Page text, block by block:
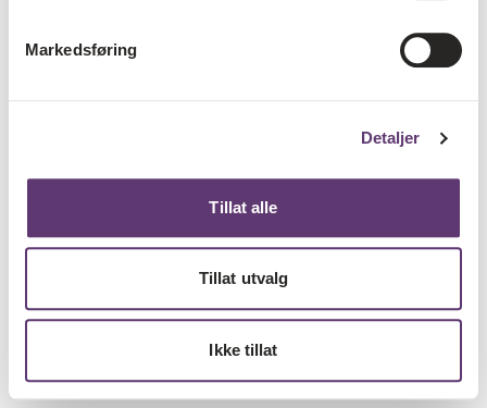
Markedsføring
Detaljer
Tillat alle
Tillat utvalg
Ikke tillat